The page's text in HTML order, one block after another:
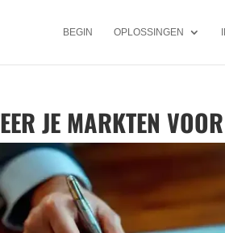
BEGIN OPLOSSINGEN
JE MARKTEN